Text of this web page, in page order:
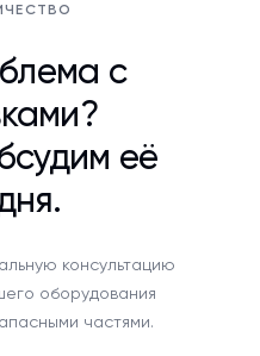
с
её
консультацию
оборудования
частями.